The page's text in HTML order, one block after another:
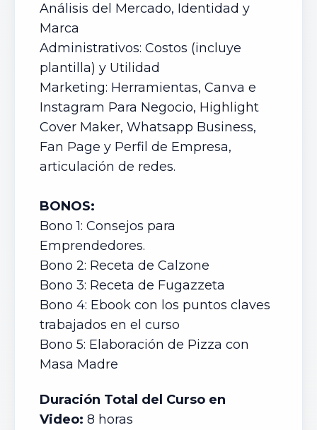
Análisis del Mercado, Identidad y
Marca
Administrativos: Costos (incluye
plantilla) y Utilidad
Marketing: Herramientas, Canva e
Instagram Para Negocio, Highlight
Cover Maker, Whatsapp Business,
Fan Page y Perfil de Empresa,
articulación de redes.
BONOS:
Bono 1: Consejos para
Emprendedores.
Bono 2: Receta de Calzone
Bono 3: Receta de Fugazzeta
Bono 4: Ebook con los puntos claves
trabajados en el curso
Bono 5: Elaboración de Pizza con
Masa Madre
Duración Total del Curso en
Video: 8 horas